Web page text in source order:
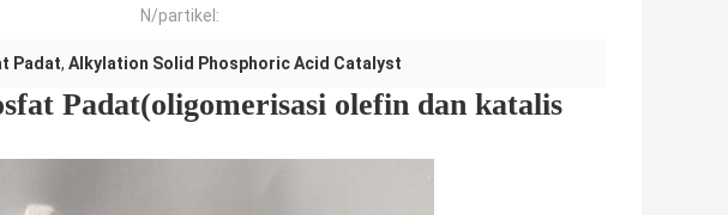
N/partikel:
Padat, Alkylation Solid Phosphoric Acid Catalyst
Padat(oligomerisasi olefin dan katalis